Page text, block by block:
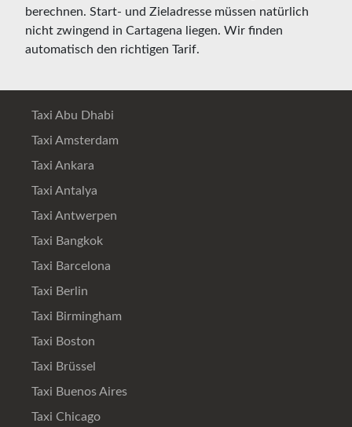
berechnen. Start- und Zieladresse müssen natürlich
nicht zwingend in Cartagena liegen. Wir finden
automatisch den richtigen Tarif.
Taxi Abu Dhabi
Taxi Amsterdam
Taxi Ankara
Taxi Antalya
Taxi Antwerpen
Taxi Bangkok
Taxi Barcelona
Taxi Berlin
Taxi Birmingham
Taxi Boston
Taxi Brüssel
Taxi Buenos Aires
Taxi Chicago